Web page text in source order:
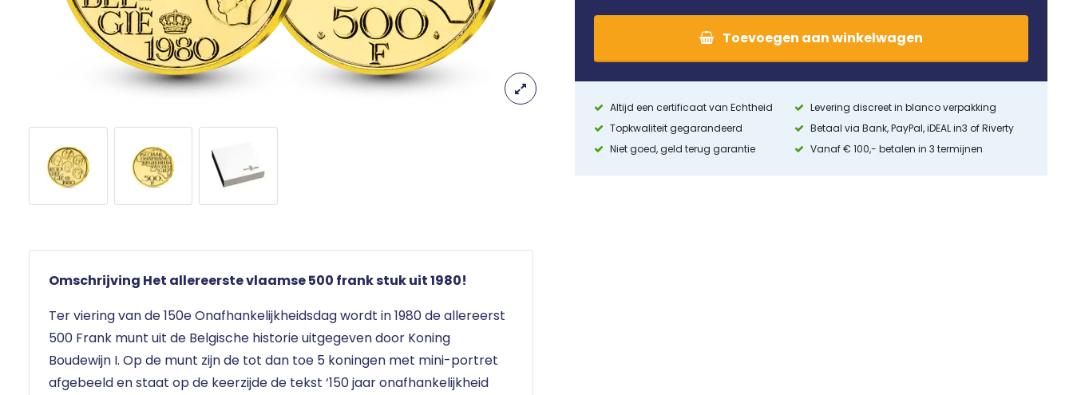
Omschrijving Het allereerste vlaamse 500 frank stuk uit 1980!
Ter viering van de 150e Onafhankelijkheidsdag wordt in 1980 de allereerst
500 Frank munt uit de Belgische historie uitgegeven door Koning
Boudewijn I. Op de munt zijn de tot dan toe 5 koningen met mini-portret
afgebeeld en staat op de keerzijde de tekst ‘150 jaar onafhankelijkheid
Toevoegen aanwinkelwagen
Altijd een certificaat van Echtheid
Topkwaliteit gegarandeerd
Niet goed, geld terug garantie
Levering discreet in blanco verpakking
Betaal via Bank, PayPal, iDEAL in3 of Riverty
Vanaf € 100,- betalen in 3 termijnen